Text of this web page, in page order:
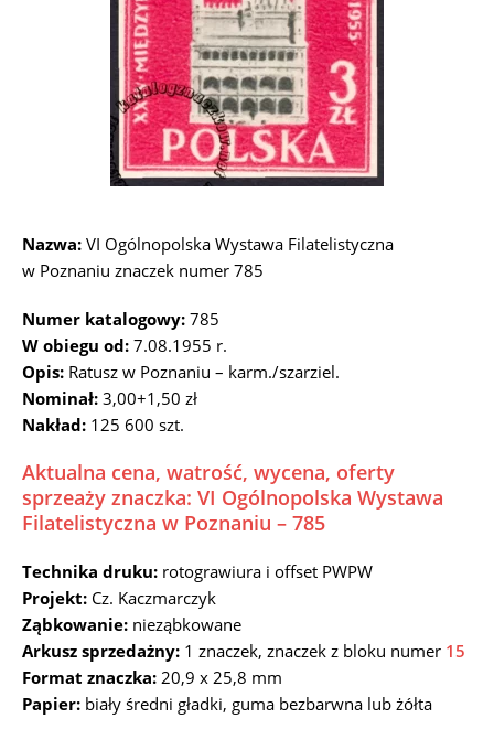
Nazwa: VI Ogólnopolska Wystawa Filatelistyczna
w Poznaniu znaczek numer 785
Numer katalogowy: 785
W obiegu od: 7.08.1955 r.
Opis: Ratusz w Poznaniu – karm./szarziel.
Nominał: 3,00+1,50 zł
Nakład: 125 600 szt.
Aktualna cena, watrość, wycena, oferty
sprzeaży znaczka: VI Ogólnopolska Wystawa
Filatelistyczna w Poznaniu – 785
Technika druku: rotograwiura i offset PWPW
Projekt: Cz. Kaczmarczyk
Ząbkowanie: nieząbkowane
Arkusz sprzedażny: 1 znaczek, znaczek z bloku numer 15
Format znaczka: 20,9 x 25,8 mm
Papier: biały średni gładki, guma bezbarwna lub żółta